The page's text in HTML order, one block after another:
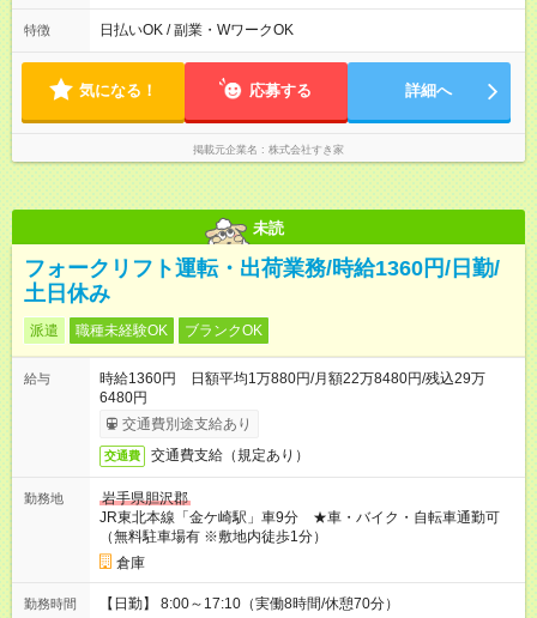
ます♪
特徴 日払いOK / 副業・WワークOK
気になる！ 応募する 詳細へ
掲載元企業名 株式会社すき家
未読
フォークリフト運転・出荷業務/時給1360円/日勤/
土日休み
派遣 職種未経験OK ブランクOK
給与
時給1360円 日額平均1万880円/月額22万8480円/残込29万
6480円
交通費別途支給あり
交通費 交通費支給（規定あり）
勤務地
岩手県胆沢郡
JR東北本線「金ケ崎駅」車9分 ★車・バイク・自転車通勤可
（無料駐車場有 ※敷地内徒歩1分）
倉庫
勤務時間 【日勤】 8:00～17:10（実働8時間/休憩70分）